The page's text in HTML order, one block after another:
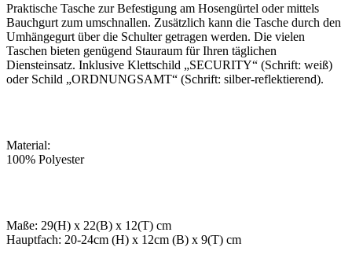
Praktische Tasche zur Befestigung am Hosengürtel oder mittels
Bauchgurt zum umschnallen. Zusätzlich kann die Tasche durch den
Umhängegurt über die Schulter getragen werden. Die vielen
Taschen bieten genügend Stauraum für Ihren täglichen
Diensteinsatz. Inklusive Klettschild „SECURITY“ (Schrift: weiß)
oder Schild „ORDNUNGSAMT“ (Schrift: silber-reflektierend).
Material:
100% Polyester
Maße: 29(H) x 22(B) x 12(T) cm
Hauptfach: 20-24cm (H) x 12cm (B) x 9(T) cm